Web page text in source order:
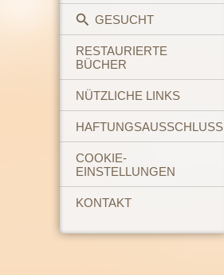
GESUCHT
RESTAURIERTE
BÜCHER
NÜTZLICHE LINKS
HAFTUNGSAUSSCHLUSS
COOKIE-
EINSTELLUNGEN
KONTAKT